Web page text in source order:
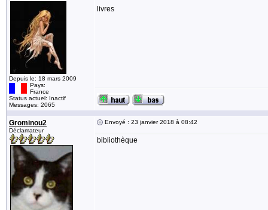
Depuis le: 18 mars 2009
Pays:
France
Status actuel: Inactif
Messages: 2065
livres
Grominou2
Déclamateur
Envoyé : 23 janvier 2018 à 08:42
bibliothèque